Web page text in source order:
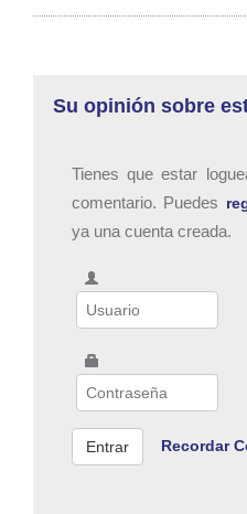
Su opinión sobre
Tienes que estar
comentario. Puedes
ya una cuenta creada.
Recordar